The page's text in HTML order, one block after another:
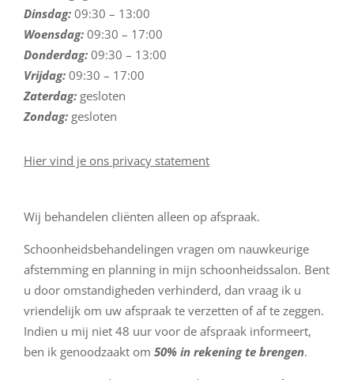
Dinsdag: 09:30 – 13:00
Woensdag: 09:30 – 17:00
Donderdag: 09:30 – 13:00
Vrijdag: 09:30 – 17:00
Zaterdag: gesloten
Zondag: gesloten
Hier vind je ons privacy statement
Wij behandelen cliënten alleen op afspraak.
Schoonheidsbehandelingen vragen om nauwkeurige
afstemming en planning in mijn schoonheidssalon. Bent
u door omstandigheden verhinderd, dan vraag ik u
vriendelijk om uw afspraak te verzetten of af te zeggen.
Indien u mij niet 48 uur voor de afspraak informeert,
ben ik genoodzaakt om 50% in rekening te brengen.